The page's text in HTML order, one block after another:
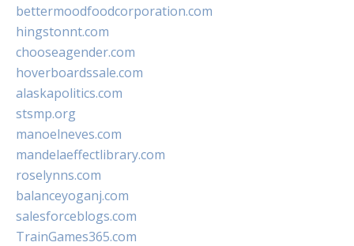
bettermoodfoodcorporation.com
hingstonnt.com
chooseagender.com
hoverboardssale.com
alaskapolitics.com
stsmp.org
manoelneves.com
mandelaeffectlibrary.com
roselynns.com
balanceyoganj.com
salesforceblogs.com
TrainGames365.com